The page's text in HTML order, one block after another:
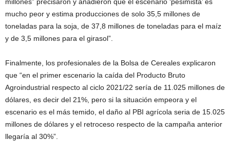
mucho peor y estima producciones de solo 35,5 millones de
toneladas para la soja, de 37,8 millones de toneladas para el maíz
y de 3,5 millones para el girasol”.
Finalmente, los profesionales de la Bolsa de Cereales explicaron
que “en el primer escenario la caída del Producto Bruto
Agroindustrial respecto al ciclo 2021/22 sería de 11.025 millones de
dólares, es decir del 21%, pero si la situación empeora y el
escenario es el más temido, el daño al PBI agrícola seria de 15.025
millones de dólares y el retroceso respecto de la campaña anterior
llegaría al 30%”.